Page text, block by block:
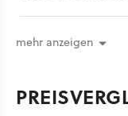
MachineGames den
Bootsequenz.
auf solche
mehr anzeigen